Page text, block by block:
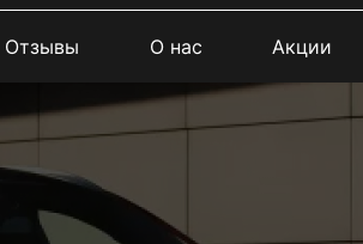
Отзывы О нас Акции